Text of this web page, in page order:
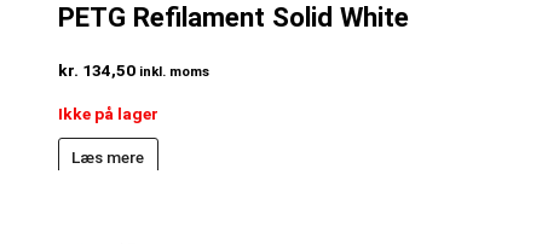
PETG Refilament Solid White
kr. 134,50 inkl. moms
Ikke på lager
Læs mere